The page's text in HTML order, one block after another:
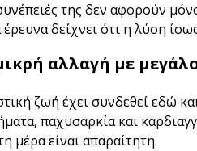
της δεν αφορούν
έρευνα δείχνει ότι η λύση
αλλαγή με
ζωή έχει συνδεθεί εδώ
παχυσαρκία και
μέρα είναι απαραίτητη.